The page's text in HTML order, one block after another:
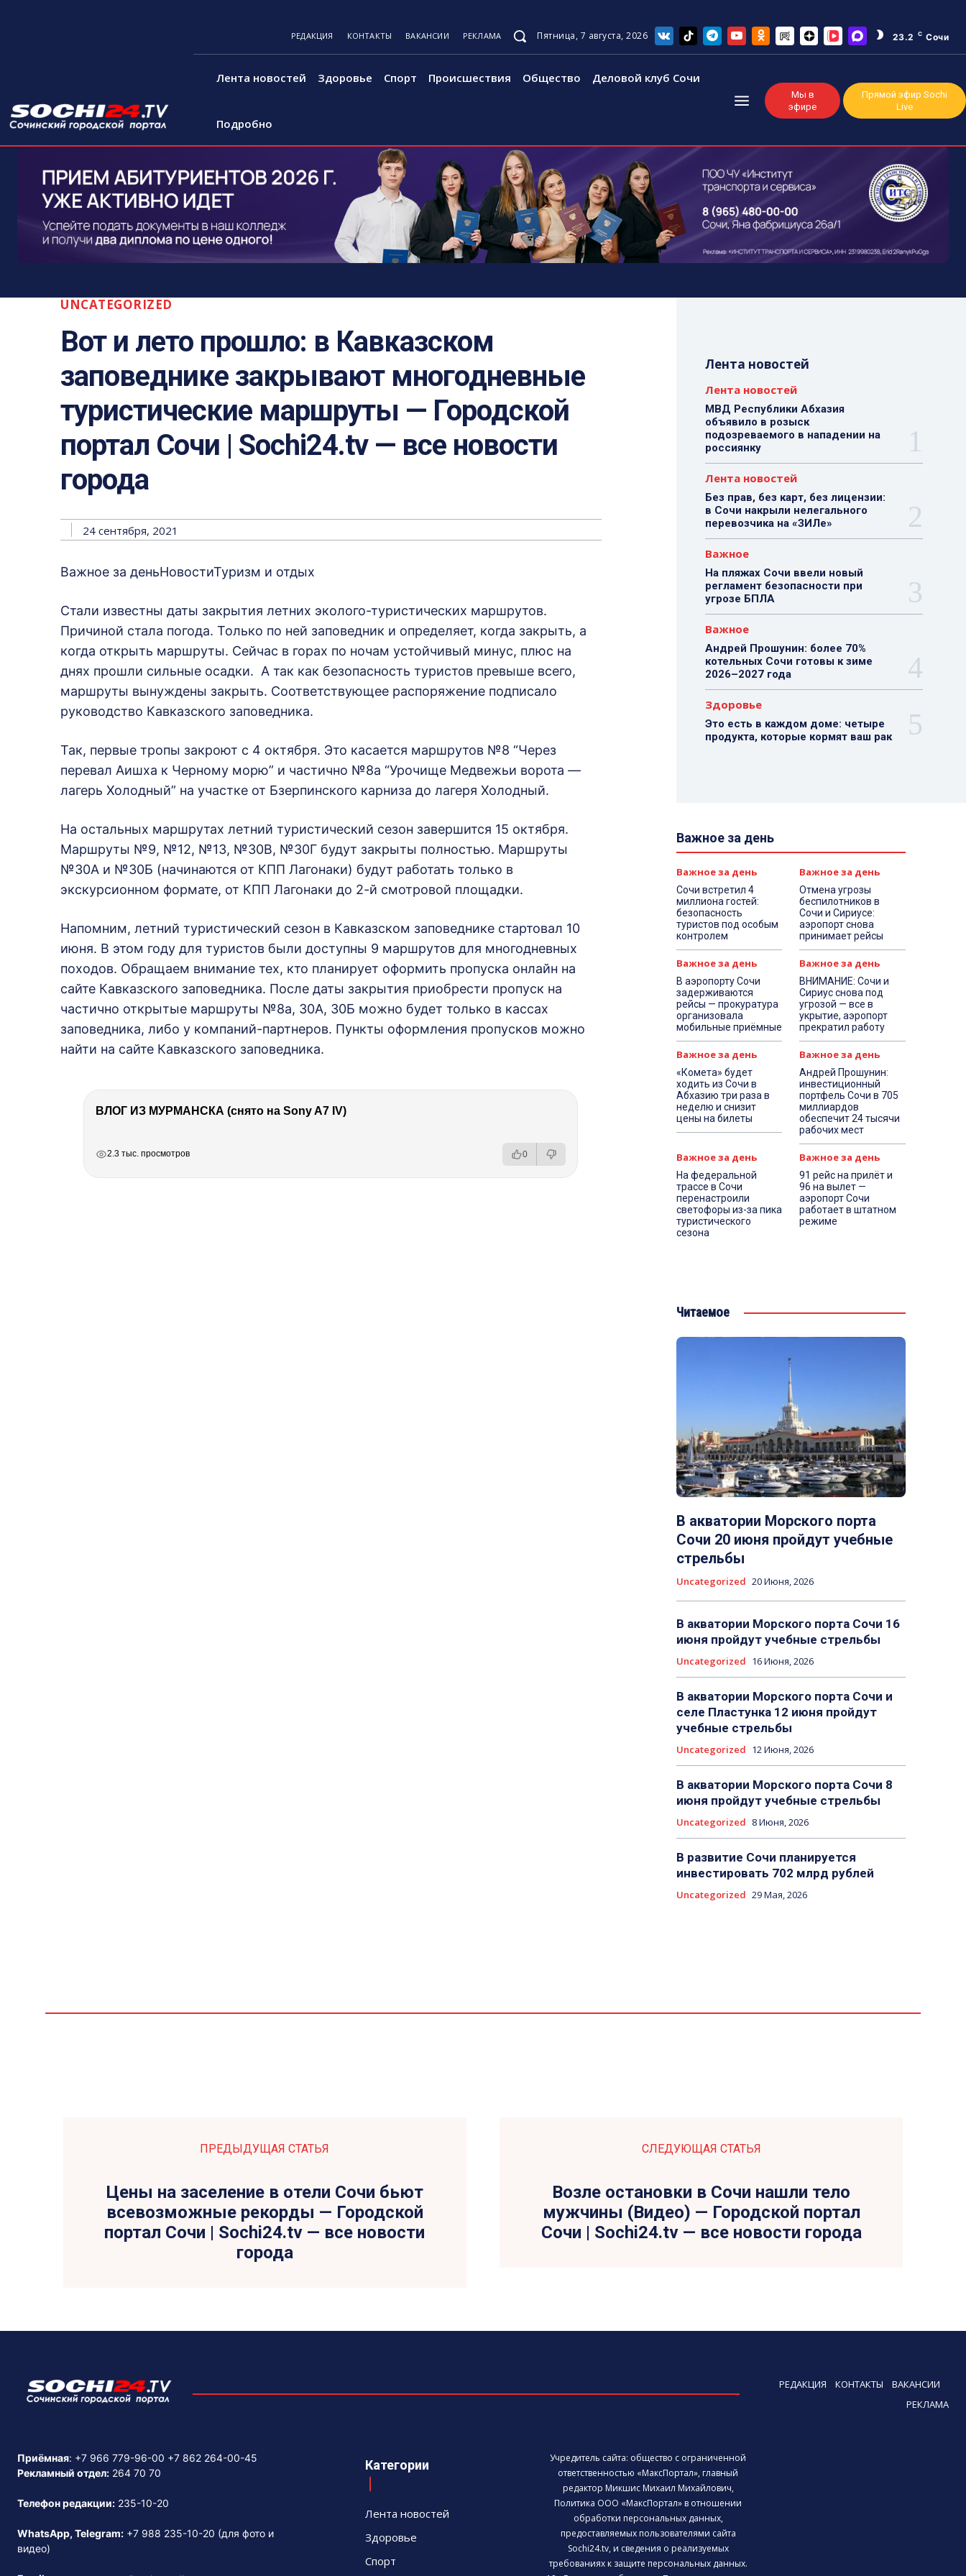
РЕДАКЦИЯ КОНТАКТЫ ВАКАНСИИ РЕКЛАМА Пятница, 7 августа, 2026 23.2 C Сочи
Лента новостей Здоровье Спорт Происшествия Общество Деловой клуб Сочи
Подробно
Мы в
эфире
Прямой эфир Sochi
Live
UNCATEGORIZED
Вот и лето прошло: в Кавказском
заповеднике закрывают многодневные
туристические маршруты — Городской
портал Сочи | Sochi24.tv — все новости
города
24 сентября, 2021
Важное за деньНовостиТуризм и отдых
Стали известны даты закрытия летних эколого-туристических маршрутов.
Причиной стала погода. Только по ней заповедник и определяет, когда закрыть, а
когда открыть маршруты. Сейчас в горах по ночам устойчивый минус, плюс на
днях прошли сильные осадки. А так как безопасность туристов превыше всего,
маршруты вынуждены закрыть. Соответствующее распоряжение подписало
руководство Кавказского заповедника.
Так, первые тропы закроют с 4 октября. Это касается маршрутов №8 “Через
перевал Аишха к Черному морю” и частично №8а “Урочище Медвежьи ворота —
лагерь Холодный” на участке от Бзерпинского карниза до лагеря Холодный.
На остальных маршрутах летний туристический сезон завершится 15 октября.
Маршруты №9, №12, №13, №30В, №30Г будут закрыты полностью. Маршруты
№30А и №30Б (начинаются от КПП Лагонаки) будут работать только в
экскурсионном формате, от КПП Лагонаки до 2-й смотровой площадки.
Напомним, летний туристический сезон в Кавказском заповеднике стартовал 10
июня. В этом году для туристов были доступны 9 маршрутов для многодневных
походов. Обращаем внимание тех, кто планирует оформить пропуска онлайн на
сайте Кавказского заповедника. После даты закрытия приобрести пропуск на
частично открытые маршруты №8а, 30А, 30Б можно будет только в кассах
заповедника, либо у компаний-партнеров. Пункты оформления пропусков можно
найти на сайте Кавказского заповедника.
ВЛОГ ИЗ МУРМАНСКА (снято на Sony A7 IV)
2.3 тыс. просмотров 0
Лента новостей
Лента новостей
МВД Республики Абхазия
объявило в розыск
подозреваемого в нападении на
россиянку
Лента новостей
Без прав, без карт, без лицензии:
в Сочи накрыли нелегального
перевозчика на «ЗИЛе»
Важное
На пляжах Сочи ввели новый
регламент безопасности при
угрозе БПЛА
Важное
Андрей Прошунин: более 70%
котельных Сочи готовы к зиме
2026–2027 года
Здоровье
Это есть в каждом доме: четыре
продукта, которые кормят ваш рак
Важное за день
Важное за день
Сочи встретил 4
миллиона гостей:
безопасность
туристов под особым
контролем
Важное за день
Отмена угрозы
беспилотников в
Сочи и Сириусе:
аэропорт снова
принимает рейсы
Важное за день
В аэропорту Сочи
задерживаются
рейсы — прокуратура
организовала
мобильные приёмные
Важное за день
ВНИМАНИЕ: Сочи и
Сириус снова под
угрозой — все в
укрытие, аэропорт
прекратил работу
Важное за день
«Комета» будет
ходить из Сочи в
Абхазию три раза в
неделю и снизит
цены на билеты
Важное за день
Андрей Прошунин:
инвестиционный
портфель Сочи в 705
миллиардов
обеспечит 24 тысячи
рабочих мест
Важное за день
На федеральной
трассе в Сочи
перенастроили
светофоры из-за пика
туристического
сезона
Важное за день
91 рейс на прилёт и
96 на вылет —
аэропорт Сочи
работает в штатном
режиме
Читаемое
В акватории Морского порта
Сочи 20 июня пройдут учебные
стрельбы
Uncategorized 20 Июня, 2026
В акватории Морского порта Сочи 16
июня пройдут учебные стрельбы
Uncategorized 16 Июня, 2026
В акватории Морского порта Сочи и
селе Пластунка 12 июня пройдут
учебные стрельбы
Uncategorized 12 Июня, 2026
В акватории Морского порта Сочи 8
июня пройдут учебные стрельбы
Uncategorized 8 Июня, 2026
В развитие Сочи планируется
инвестировать 702 млрд рублей
Uncategorized 29 Мая, 2026
ПРЕДЫДУЩАЯ СТАТЬЯ
Цены на заселение в отели Сочи бьют
всевозможные рекорды — Городской
портал Сочи | Sochi24.tv — все новости
города
СЛЕДУЮЩАЯ СТАТЬЯ
Возле остановки в Сочи нашли тело
мужчины (Видео) — Городской портал
Сочи | Sochi24.tv — все новости города
РЕДАКЦИЯ КОНТАКТЫ
ВАКАНСИИ
РЕКЛАМА
Приёмная: +7 966 779-96-00 +7 862 264-00-45
Рекламный отдел: 264 70 70
Телефон редакции: 235-10-20
WhatsApp, Telegram: +7 988 235-10-20 (для фото и
видео)
Категории
Лента новостей
Здоровье
Спорт
Учредитель сайта: общество с ограниченной
ответственностью «МаксПортал», главный
редактор Микшис Михаил Михайлович,
Политика ООО «МаксПортал» в отношении
обработки персональных данных,
предоставляемых пользователями сайта
Sochi24.tv, и сведения о реализуемых
требованиях к защите персональных данных.